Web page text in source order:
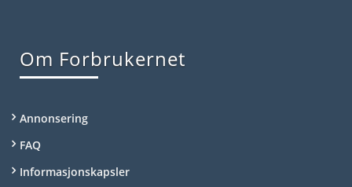
Om Forbrukernet
Annonsering
FAQ
Informasjonskapsler